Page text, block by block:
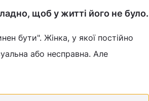
щоб у житті його не було.
бути". Жінка, у якої постійно
або несправна. Але